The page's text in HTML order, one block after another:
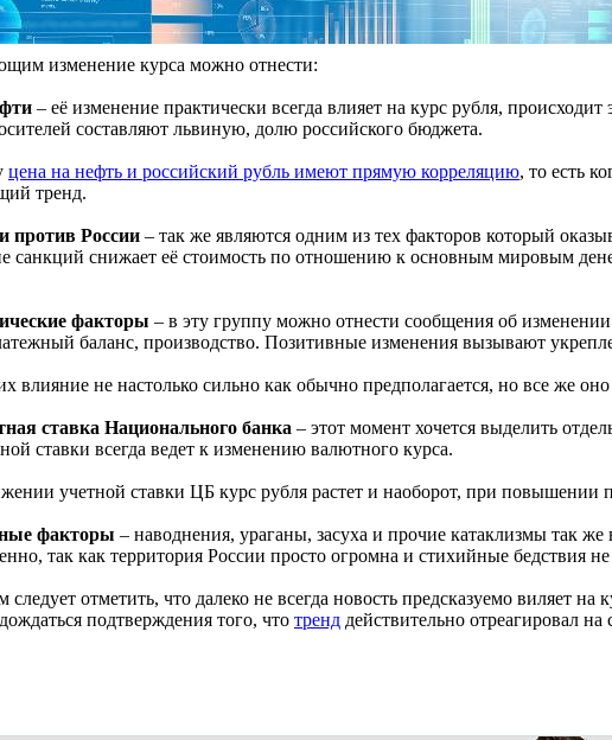
изменение курса можно отнести:
– её изменение практически всегда влияет на курс рубля,
составляют львиную, долю российского бюджета.
цена на нефть и российский рубль имеют прямую корреляцию, то есть
тренд.
против России – так же являются одним из тех факторов который
санкций снижает её стоимость по отношению к основным мировым
факторы – в эту группу можно отнести сообщения об
баланс, производство. Позитивные изменения вызывают
влияние не настолько сильно как обычно предполагается, но все же
ставка Национального банка – этот момент хочется выделить
ставки всегда ведет к изменению валютного курса.
учетной ставки ЦБ курс рубля растет и наоборот, при повышении
факторы – наводнения, ураганы, засуха и прочие катаклизмы так
так как территория России просто огромна и стихийные бедствия
следует отметить, что далеко не всегда новость предсказуемо виляет
подтверждения того, что тренд действительно отреагировал на